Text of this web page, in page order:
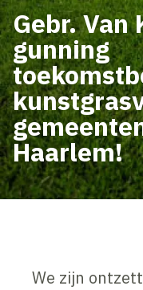
Gebr. Van
gunning
Haarlem!
We zijn